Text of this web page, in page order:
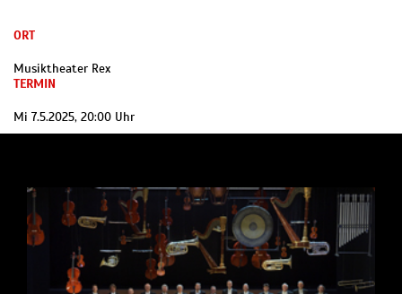
ORT
Musiktheater Rex
TERMIN
Mi 7.5.2025, 20:00 Uhr